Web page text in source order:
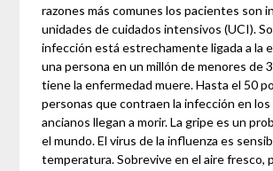
razones más comunes los pacientes son
unidades de cuidados intensivos (UCI).
infección está estrechamente ligada a la
una persona en un millón de menores de
tiene la enfermedad muere. Hasta el 50
personas que contraen la infección en
ancianos llegan a morir. La gripe es un
el mundo. El virus de la influenza es
temperatura. Sobrevive en el aire fresco,